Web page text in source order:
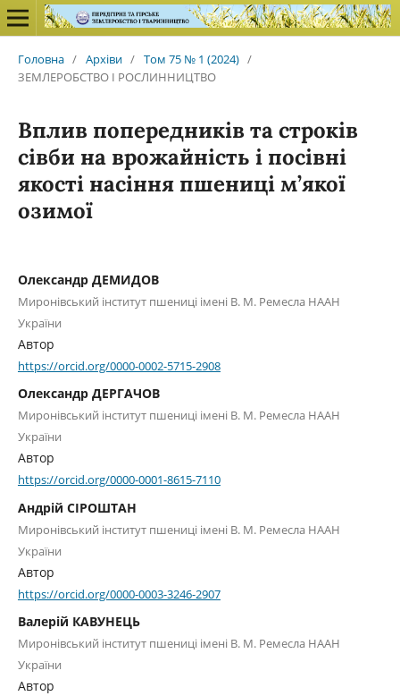
Головна / Архіви / Том 75 № 1 (2024) /
ЗЕМЛЕРОБСТВО І РОСЛИННИЦТВО
Вплив попередників та строків
сівби на врожайність і посівні
якості насіння пшениці м’якої
озимої
Олександр ДЕМИДОВ
Миронівський інститут пшениці імені В. М. Ремесла НААН
України
Автор
https://orcid.org/0000-0002-5715-2908
Олександр ДЕРГАЧОВ
Миронівський інститут пшениці імені В. М. Ремесла НААН
України
Автор
https://orcid.org/0000-0001-8615-7110
Андрій СІРОШТАН
Миронівський інститут пшениці імені В. М. Ремесла НААН
України
Автор
https://orcid.org/0000-0003-3246-2907
Валерій КАВУНЕЦЬ
Миронівський інститут пшениці імені В. М. Ремесла НААН
України
Автор